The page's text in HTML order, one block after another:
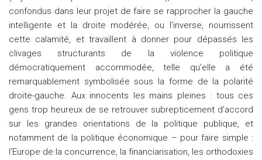
confondus dans leur projet de faire se rapprocher la gauche
intelligente et la droite modérée, ou l’inverse, nourrissent
cette calamité, et travaillent à donner pour dépassés les
clivages structurants de la violence politique
démocratiquement accommodée, telle qu’elle a été
remarquablement symbolisée sous la forme de la polarité
droite-gauche. Aux innocents les mains pleines : tous ces
gens trop heureux de se retrouver subrepticement d’accord
sur les grandes orientations de la politique publique, et
notamment de la politique économique – pour faire simple :
l’Europe de la concurrence, la financiarisation, les orthodoxies